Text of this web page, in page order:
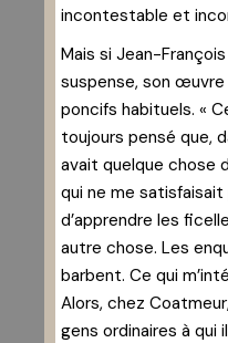
incontestable et
Mais si Jean-
suspense, son
poncifs habituels. «
toujours pensé que,
avait quelque chose
qui ne me satisfaisait
d’apprendre les
autre chose. Les
barbent. Ce qui
Alors, chez
gens ordinaires à qui